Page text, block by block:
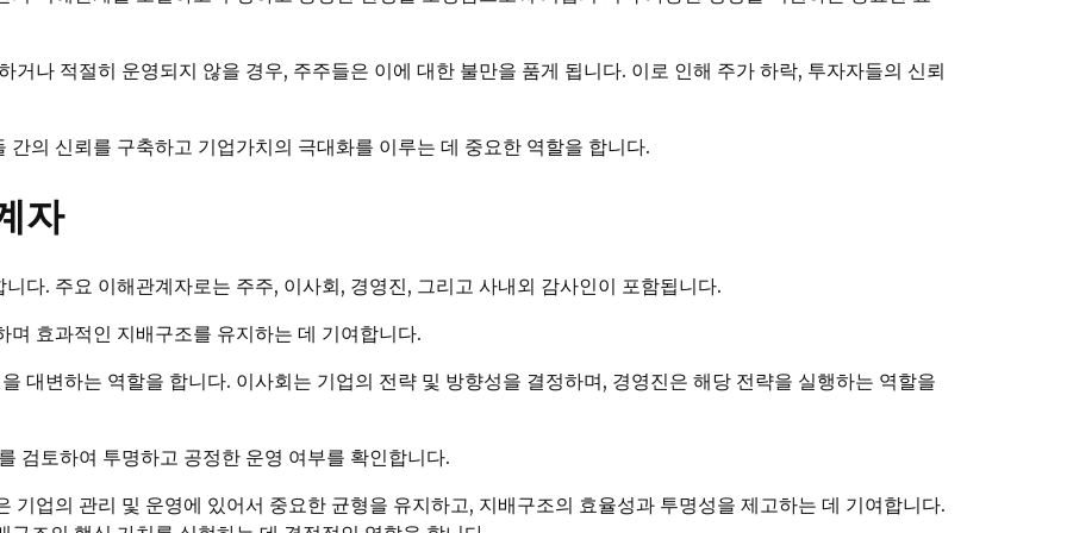
거나 적절히 운영되지 않을 경우, 주주들은 이에 대한 불만을 품게 됩니다. 이로 인해 주가 하락, 투자자들의 신뢰
의 신뢰를 구축하고 기업가치의 극대화를 이루는 데 중요한 역할을 합니다.
자
다. 주요 이해관계자로는 주주, 이사회, 경영진, 그리고 사내외 감사인이 포함됩니다.
효과적인 지배구조를 유지하는 데 기여합니다.
대변하는 역할을 합니다. 이사회는 기업의 전략 및 방향성을 결정하며, 경영진은 해당 전략을 실행하는 역할을
검토하여 투명하고 공정한 운영 여부를 확인합니다.
기업의 관리 및 운영에 있어서 중요한 균형을 유지하고, 지배구조의 효율성과 투명성을 제고하는 데 기여합니다.